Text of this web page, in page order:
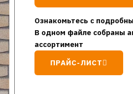
Ознакомьтесь с
В одном файле собраны
ассортимент
ПРАЙС-ЛИСТ